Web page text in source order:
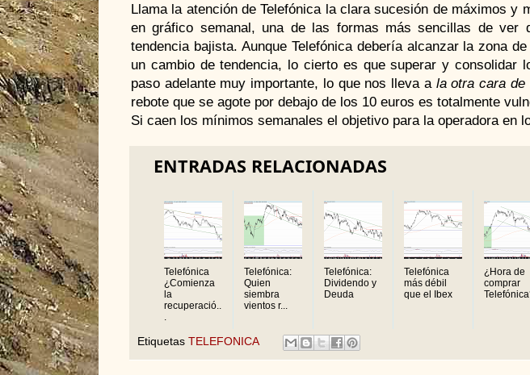
Llama la atención de Telefónica la clara sucesión de máximos y
en gráfico semanal, una de las formas más sencillas de ver
tendencia bajista. Aunque Telefónica debería alcanzar la zona
un cambio de tendencia, lo cierto es que superar y consolidar
paso adelante muy importante, lo que nos lleva a la otra cara de
rebote que se agote por debajo de los 10 euros es totalmente
Si caen los mínimos semanales el objetivo para la operadora en
ENTRADAS RELACIONADAS
Telefónica
¿Comienza
la
recuperació..
.
Telefónica:
Quien
siembra
vientos r...
Telefónica:
Dividendo y
Deuda
Telefónica
más débil
que el Ibex
¿Hora de
comprar
Etiquetas TELEFONICA